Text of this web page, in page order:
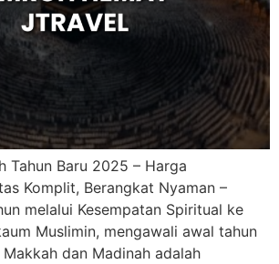
Tahun Baru 2025 – Harga
Komplit, Berangkat Nyaman –
melalui Kesempatan Spiritual ke
Muslimin, mengawali awal tahun
dan Madinah adalah